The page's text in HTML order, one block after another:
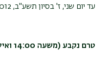
עד יום שני, ז' בסיון תשע"ב, 28.5.2012
טרם נקבע (משעה 14:00 ואילך)